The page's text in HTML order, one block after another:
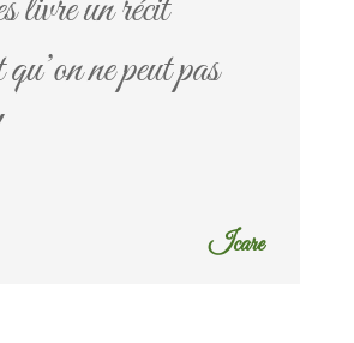
ne peut pas
Icare